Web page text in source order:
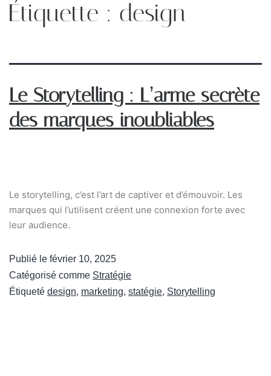
Étiquette : design
Le Storytelling : L’arme secrète
des marques inoubliables
Le storytelling, c’est l’art de captiver et d’émouvoir. Les
marques qui l’utilisent créent une connexion forte avec
leur audience.
Publié le février 10, 2025
Catégorisé comme Stratégie
Étiqueté design, marketing, statégie, Storytelling